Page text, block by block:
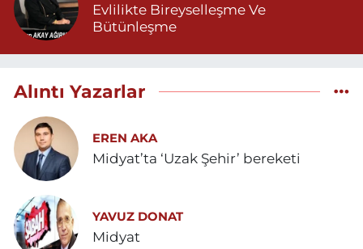
Evlilikte Bireyselleşme Ve
Bütünleşme
Alıntı Yazarlar
EREN AKA
Midyat’ta ‘Uzak Şehir’ bereketi
YAVUZ DONAT
Midyat